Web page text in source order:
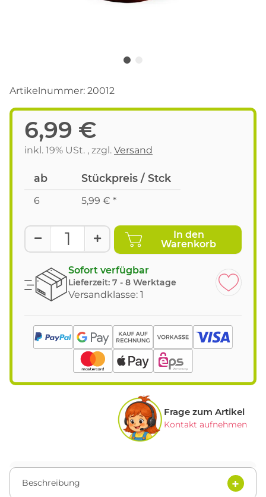
Artikelnummer: 20012
6,99 €
inkl. 19% USt. , zzgl. Versand
ab Stückpreis / Stck
6 5,99 € *
In den
Warenkorb
Sofort verfügbar
Lieferzeit: 7 - 8 Werktage
Versandklasse: 1
Frage zum Artikel
Kontakt aufnehmen
Beschreibung